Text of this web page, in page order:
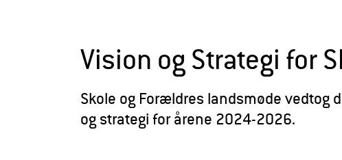
Vision og Strategi for
Skole og Forældres landsmøde vedtog
og strategi for årene 2024-2026.